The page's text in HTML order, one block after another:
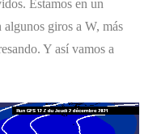
Estamos en un
giros a W, más
Y así vamos a